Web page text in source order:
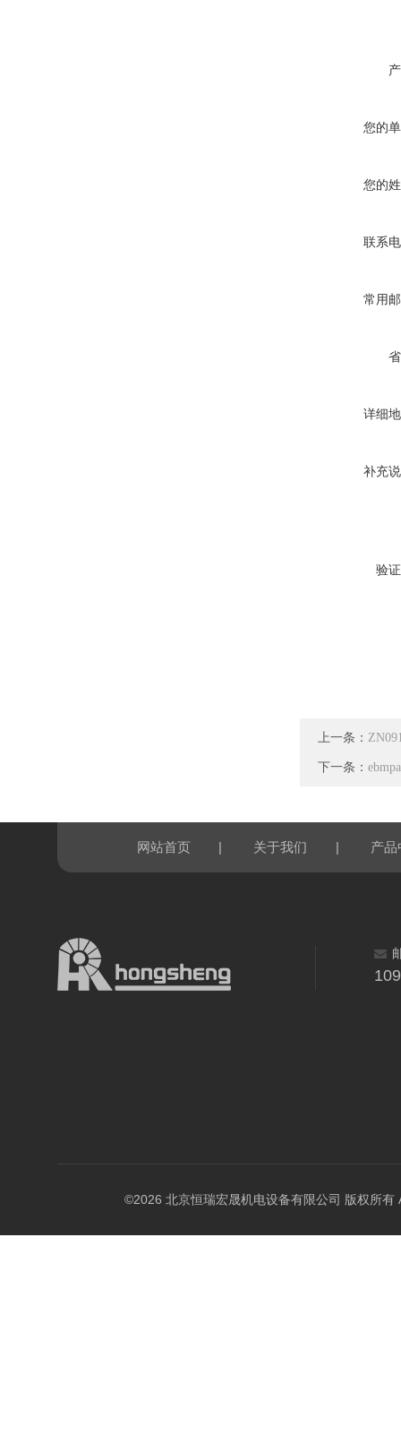
您的
您的
联系
常用
详细
补充
验
上一条：
下一条：
网站首页 | 关于我们 | 产品
©2026 北京恒瑞宏晟机电设备有限公司 版权所有